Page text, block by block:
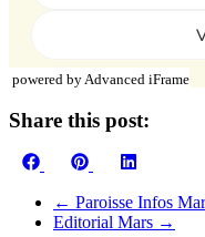
powered by Advanced iFrame
Share this post:
Share
FacebookShare
Pinterest
← Paroisse Infos
Editorial Mars →